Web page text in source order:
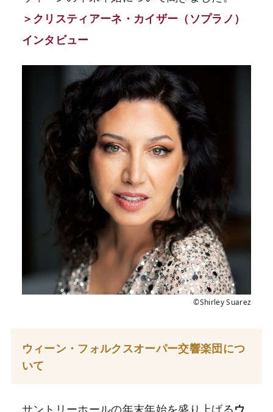
＞クリスティアーネ・カイザー（ソプラノ）
インタビュー
©Shirley Suarez
ウィーン・フォルクスオーパー交響楽団につ
いて